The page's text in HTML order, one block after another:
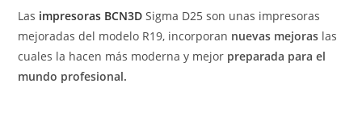
Las impresoras BCN3DSigma D25 son unas impresoras
mejoradas del modelo R19, incorporan nuevas mejoras las
cuales la hacen más moderna y mejor preparada para el
mundo profesional.